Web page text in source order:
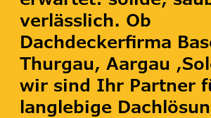
verlässlich. Ob
Dachdeckerfirma
Thurgau, Aargau
wir sind Ihr Partner
langlebige